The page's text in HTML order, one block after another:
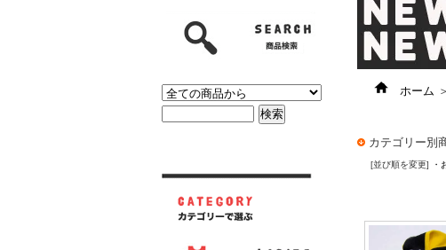
ホーム ＞
カテゴリー別
[並び順を変更] ・